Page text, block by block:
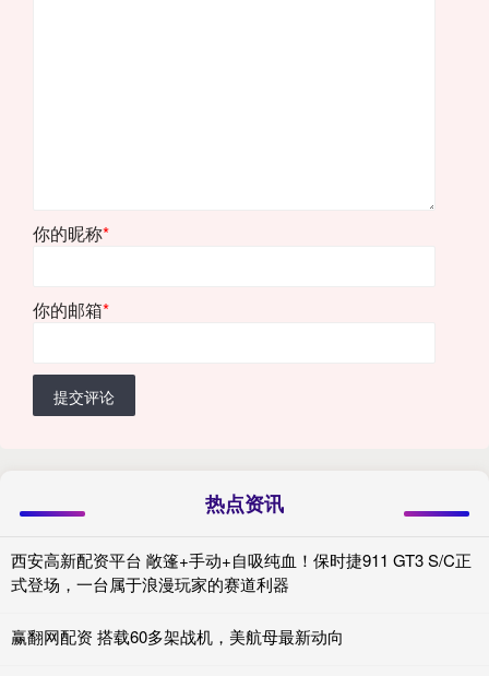
你的昵称*
你的邮箱*
提交评论
热点资讯
西安高新配资平台 敞篷+手动+自吸纯血！保时捷911 GT3 S/C正
式登场，一台属于浪漫玩家的赛道利器
赢翻网配资 搭载60多架战机，美航母最新动向